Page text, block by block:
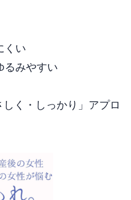
くい
るみやすい
く・しっかり」アプロ